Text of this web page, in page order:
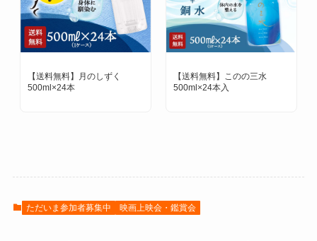
【送料無料】このの三水
500ml×24本入
神秘の水 夢 ゆの里温泉水
（小）100ml
ただいま参加者募集中 映画上映会・鑑賞会